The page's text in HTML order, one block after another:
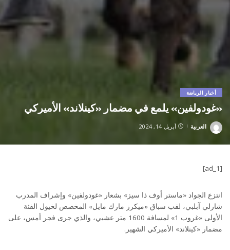
أخبار الرياضة
«غودولفين» يلمع في مضمار «كينلاند» الأميركي
Posted
العربية أبريل 14, 2024
[ad_1]
انتزع الجواد «ماستر أوف ذا سيز» بشعار «غودولفين» وإشراف المدرب
شارلي آبلبي، لقب سباق «ميكرز مارك مايل» المخصص لخيول الفئة
الأولى «غروب 1» لمسافة 1600 متر عشبي، والذي جرى فجر أمس، على
مضمار «كينلاند» الأميركي الشهير.